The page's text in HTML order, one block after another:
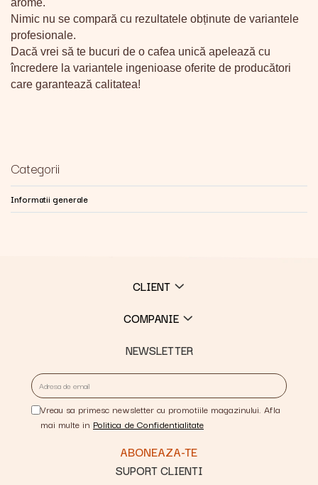
Nimic nu se compară cu rezultatele obținute de variantele
profesionale.
Dacă vrei să te bucuri de o cafea unică apelează cu
încredere la variantele ingenioase oferite de producători
care garantează calitatea!
Categorii
Informatii generale
CLIENT
COMPANIE
NEWSLETTER
Vreau sa primesc newsletter cu promotiile magazinului. Afla
mai multe in Politica de Confidentialitate
SUPORT CLIENTI